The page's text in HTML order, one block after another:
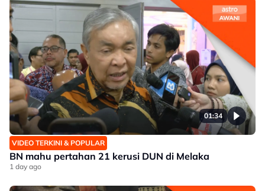
01:34
VIDEO TERKINI & POPULAR
BN mahu pertahan 21 kerusi DUN di Melaka
1 day ago